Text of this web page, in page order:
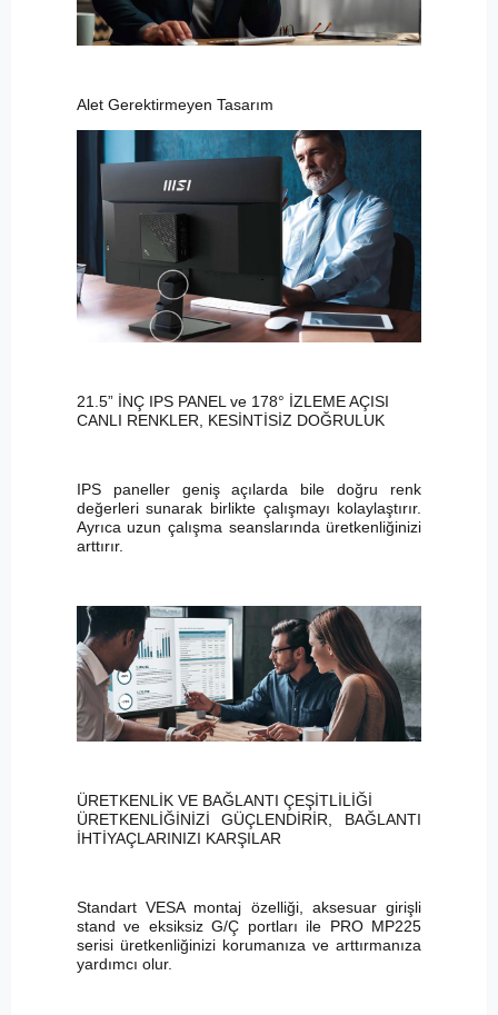
Alet Gerektirmeyen Tasarım
21.5” İNÇ IPS PANEL ve 178° İZLEME AÇISI
CANLI RENKLER, KESİNTİSİZ DOĞRULUK
IPS paneller geniş açılarda bile doğru renk
değerleri sunarak birlikte çalışmayı kolaylaştırır.
Ayrıca uzun çalışma seanslarında üretkenliğinizi
arttırır.
ÜRETKENLİK VE BAĞLANTI ÇEŞİTLİLİĞİ
ÜRETKENLİĞİNİZİ GÜÇLENDİRİR, BAĞLANTI
İHTİYAÇLARINIZI KARŞILAR
Standart VESA montaj özelliği, aksesuar girişli
stand ve eksiksiz G/Ç portları ile PRO MP225
serisi üretkenliğinizi korumanıza ve arttırmanıza
yardımcı olur.